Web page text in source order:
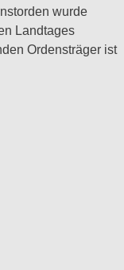
wurde
Landtages
Ordensträger ist